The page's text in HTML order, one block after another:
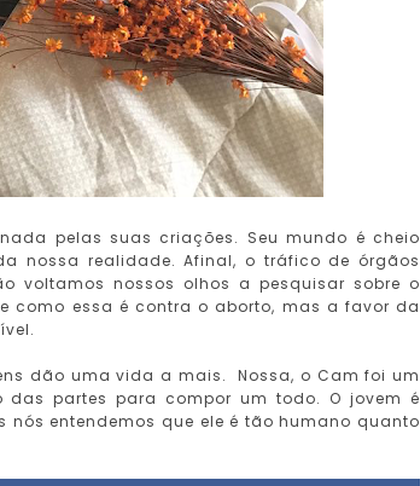
pelas suas criações. Seu mundo é cheio
nossa realidade. Afinal, o tráfico de órgãos
voltamos nossos olhos a pesquisar sobre o
como essa é contra o aborto, mas a favor da
dão uma vida a mais. Nossa, o Cam foi um
das partes para compor um todo. O jovem é
entendemos que ele é tão humano quanto